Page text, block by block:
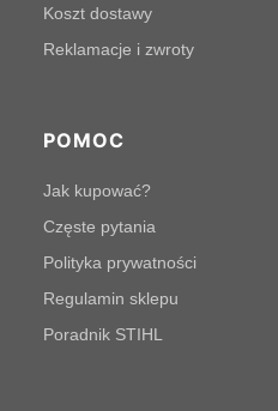
Koszt dostawy
Reklamacje i zwroty
POMOC
Jak kupować?
Częste pytania
Polityka prywatności
Regulamin sklepu
Poradnik STIHL